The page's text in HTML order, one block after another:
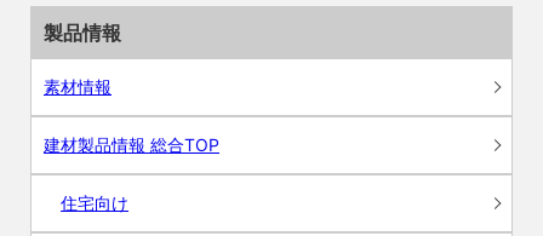
製品情報
素材情報
建材製品情報 総合TOP
住宅向け